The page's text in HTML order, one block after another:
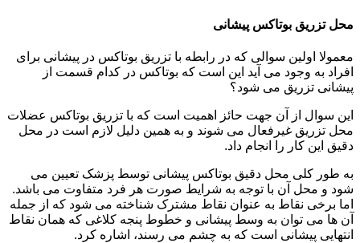
محل تزریق بوتاکس پیشانی
معمولا اولین سوالی که در رابطه با تزریق بوتاکس در پیشانی برای
افراد به وجود می آید این است که بوتاکس در کدام قسمت از
پیشانی تزریق می شود؟
این سوال از آن جهت حائز اهمیت است که با تزریق بوتاکس عضلات
محل تزریق غیرفعال می شوند و به همین دلیل لازم است در محل
دقیق این کار را انجام داد.
به طور کلی محل دقیق بوتاکس پیشانی توسط پزشک تعیین می
شود و محل آن با توجه به شرایط صورت هر فرد متفاوت می باشد.
اما برخی نقاط به عنوان نقاط مشترک شناخته می شود که از جمله
آن ها می توان به وسط پیشانی و خطوط پنجه کلاغی که همان نقاط
انتهایی پیشانی است که به چشم می رسند، اشاره کرد.